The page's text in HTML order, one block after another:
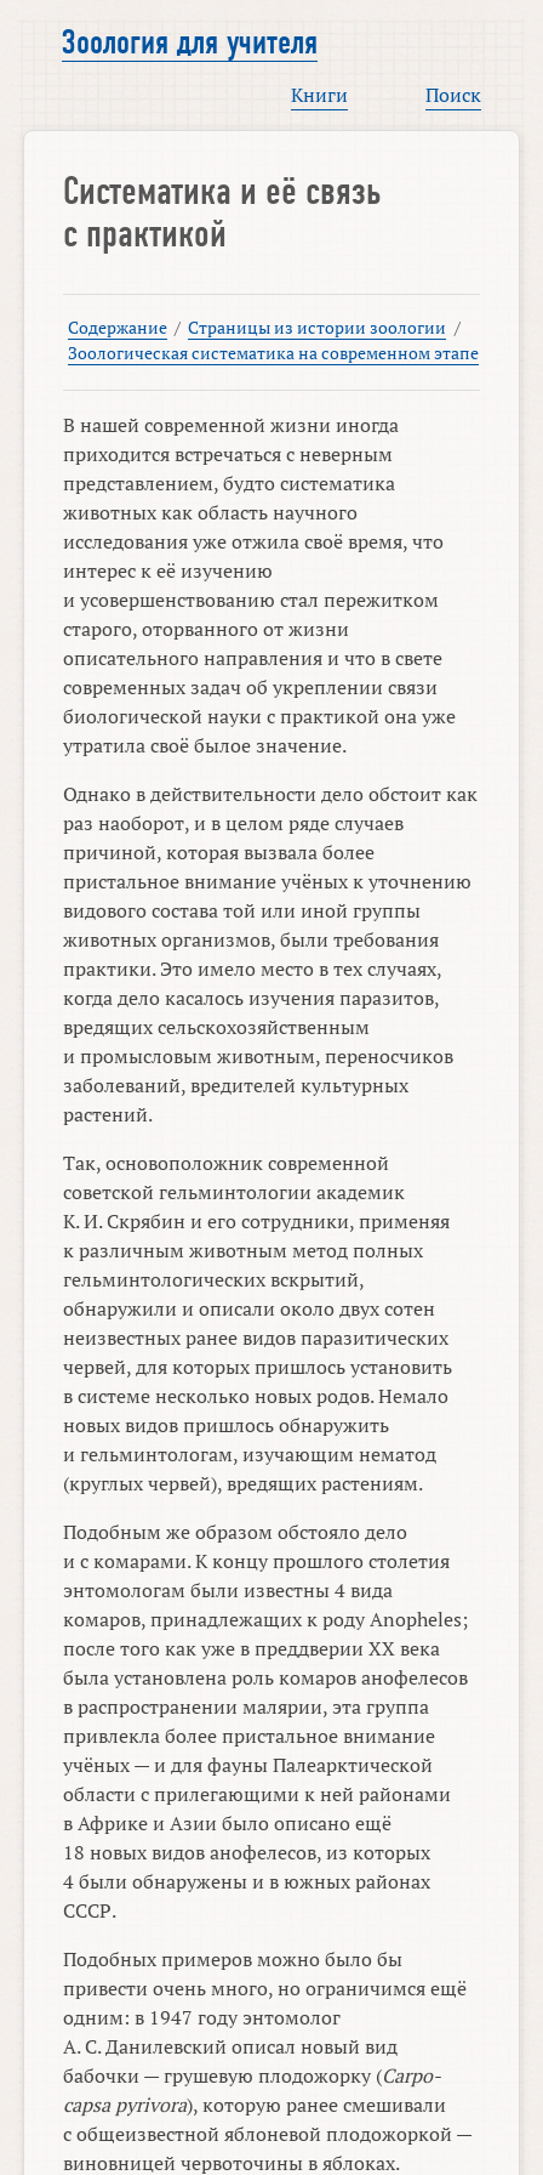
Зоология для учителя
Книги Поиск
Систематика и её связь
с практикой
Содержание / Страницы из истории зоологии /
Зоологическая систематика на современном этапе
В нашей современной жизни иногда
приходится встречаться с неверным
представлением, будто систематика
животных как область научного
исследования уже отжила своё время, что
интерес к её изучению
и усовершенствованию стал пережитком
старого, оторванного от жизни
описательного направления и что в свете
современных задач об укреплении связи
биологической науки с практикой она уже
утратила своё былое значение.
Однако в действительности дело обстоит как
раз наоборот, и в целом ряде случаев
причиной, которая вызвала более
пристальное внимание учёных к уточнению
видового состава той или иной группы
животных организмов, были требования
практики. Это имело место в тех случаях,
когда дело касалось изучения паразитов,
вредящих сельскохозяйственным
и промысловым животным, переносчиков
заболеваний, вредителей культурных
растений.
Так, основоположник современной
советской гельминтологии академик
К. И. Скрябин и его сотрудники, применяя
к различным животным метод полных
гельминтологических вскрытий,
обнаружили и описали около двух сотен
неизвестных ранее видов паразитических
червей, для которых пришлось установить
в системе несколько новых родов. Немало
новых видов пришлось обнаружить
и гельминтологам, изучающим нематод
(круглых червей), вредящих растениям.
Подобным же образом обстояло дело
и с комарами. К концу прошлого столетия
энтомологам были известны 4 вида
комаров, принадлежащих к роду Anopheles;
после того как уже в преддверии XX века
была установлена роль комаров анофелесов
в распространении малярии, эта группа
привлекла более пристальное внимание
учёных — и для фауны Палеарктической
области с прилегающими к ней районами
в Африке и Азии было описано ещё
18 новых видов анофелесов, из которых
4 были обнаружены и в южных районах
СССР.
Подобных примеров можно было бы
привести очень много, но ограничимся ещё
одним: в 1947 году энтомолог
А. С. Данилевский описал новый вид
бабочки — грушевую плодожорку (Саrро-
capsa pyrivora), которую ранее смешивали
с общеизвестной яблоневой плодожоркой —
виновницей червоточины в яблоках.